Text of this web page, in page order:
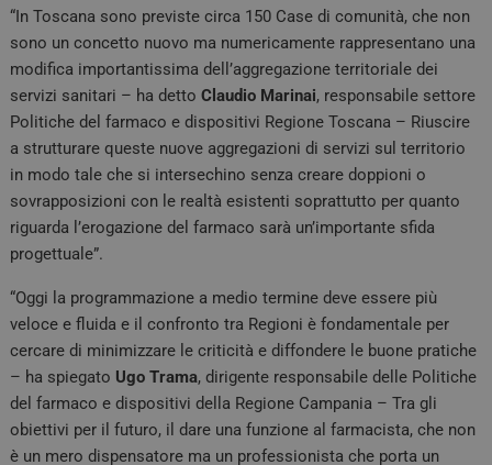
“In Toscana sono previste circa 150 Case di comunità, che non
sono un concetto nuovo ma numericamente rappresentano una
modifica importantissima dell’aggregazione territoriale dei
servizi sanitari – ha dettoClaudio Marinai, responsabile settore
Politiche del farmaco e dispositivi Regione Toscana – Riuscire
a strutturare queste nuove aggregazioni di servizi sul territorio
in modo tale che si intersechino senza creare doppioni o
sovrapposizioni con le realtà esistenti soprattutto per quanto
riguarda l’erogazione del farmaco sarà un’importante sfida
progettuale”.
“Oggi la programmazione a medio termine deve essere più
veloce e fluida e il confronto tra Regioni è fondamentale per
cercare di minimizzare le criticità e diffondere le buone pratiche
– ha spiegato Ugo Trama, dirigente responsabile delle Politiche
del farmaco e dispositivi della Regione Campania – Tra gli
obiettivi per il futuro, il dare una funzione al farmacista, che non
è un mero dispensatore ma un professionista che porta un